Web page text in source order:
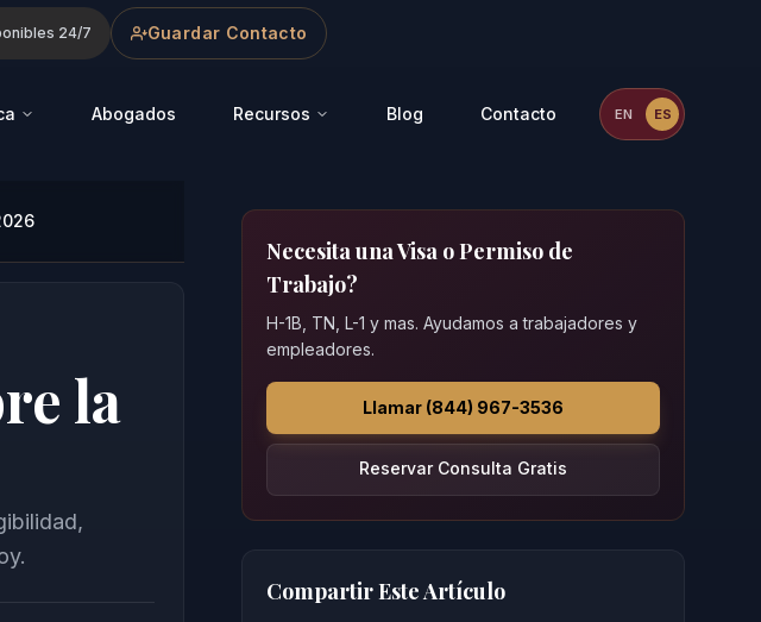
24/7 Guardar Contacto
Abogados Recursos Blog Contacto ES
EN
la
Necesita una Visa o Permiso de
Trabajo?
H-1B, TN, L-1 y mas. Ayudamos a trabajadores y
empleadores.
Llamar (844) 967-3536
Reservar Consulta Gratis
Compartir Este Artículo